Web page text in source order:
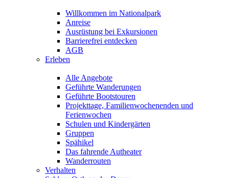
Willkommen im Nationalpark
Anreise
Ausrüstung bei Exkursionen
Barrierefrei entdecken
AGB
Erleben
Alle Angebote
Geführte Wanderungen
Geführte Bootstouren
Projekttage, Familienwochenenden und
Ferienwochen
Schulen und Kindergärten
Gruppen
Spähikel
Das fahrende Autheater
Wanderrouten
Verhalten